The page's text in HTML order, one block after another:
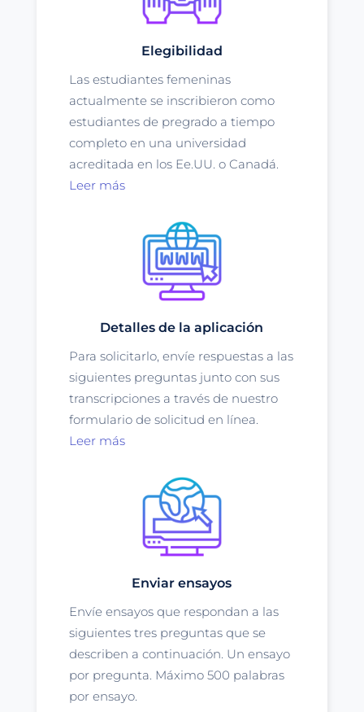
Elegibilidad
Las estudiantes femeninas
actualmente se inscribieron como
estudiantes de pregrado a tiempo
completo en una universidad
acreditada en los Ee.UU. o Canadá.
Leer más
Detalles de la aplicación
Para solicitarlo, envíe respuestas a las
siguientes preguntas junto con sus
transcripciones a través de nuestro
formulario de solicitud en línea.
Leer más
Enviar ensayos
Envíe ensayos que respondan a las
siguientes tres preguntas que se
describen a continuación. Un ensayo
por pregunta. Máximo 500 palabras
por ensayo.